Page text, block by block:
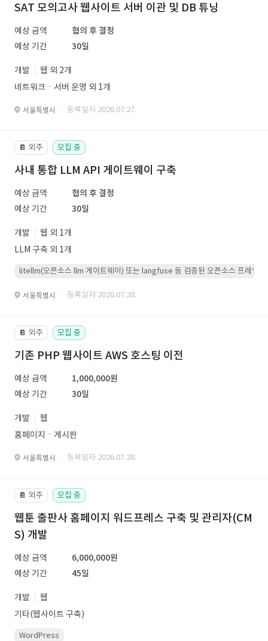
SAT 모의고사 웹사이트 서버 이관 및 DB 튜닝
예상 금액
협의 후 결정
예상 기간
30일
개발
웹 외 2개
네트워크ㆍ서버 운영 외 1개
서울특별시 · 등록일자 2026.07.27.
📔 외주 모집 중
사내 통합 LLM API 게이트웨이 구축
예상 금액
협의 후 결정
예상 기간
30일
개발
웹 외 1개
LLM 구축 외 1개
litellm(오픈소스 llm 게이트웨이) 또는 langfuse 등 검증된 오픈소스 프레임워
서울특별시 · 등록일자 2026.07.28.
📔 외주 모집 중
기존 PHP 웹사이트 AWS 호스팅 이전
예상 금액
1,000,000원
예상 기간
30일
개발
웹
홈페이지ㆍ게시판
서울특별시 · 등록일자 2026.07.28.
📔 외주 모집 중
웹툰 출판사 홈페이지 워드프레스 구축 및 관리자(CM
S) 개발
예상 금액
6,000,000원
예상 기간
45일
개발
웹
기타(웹사이트 구축)
WordPress